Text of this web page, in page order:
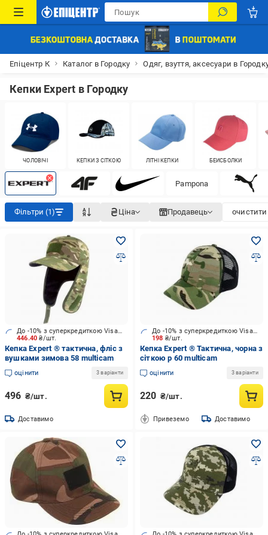
Епіцентр К Каталог в Городку Одяг, взуття, аксесуари в
Кепки Expert в Городку
ЧОЛОВІЧІ КЕПКИ З СІТКОЮ ЛІТНІ КЕПКИ БЕЙСБОЛКИ
Pampona
Фільтри (1) Ціна Продавець очистити
446.40₴/шт.
До -10% з суперкредиткою Visa Вигода
Кепка Expert ® тактична, фліс з
вушками зимова 58 multicam
оцінити 3 варіанти
496 ₴/шт.
Доставимо
198 ₴/шт.
До -10% з суперкредиткою Visa Вигода
Кепка Expert ® Тактична, чорна з
сіткою р 60 multicam
оцінити 3 варіанти
220 ₴/шт.
Привеземо Доставимо